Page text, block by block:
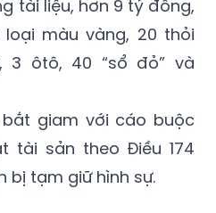
3 ôtô, 40 “sổ đỏ” và
bắt giam với cáo buộc
tài sản theo Điều 174
bị tạm giữ hình sự.